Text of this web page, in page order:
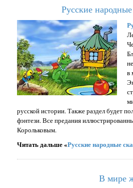
Русские
в
русской истории. Также раздел будет
фэнтези. Все предания
Корольковым.
Читать дальше «Русские народные
В мире